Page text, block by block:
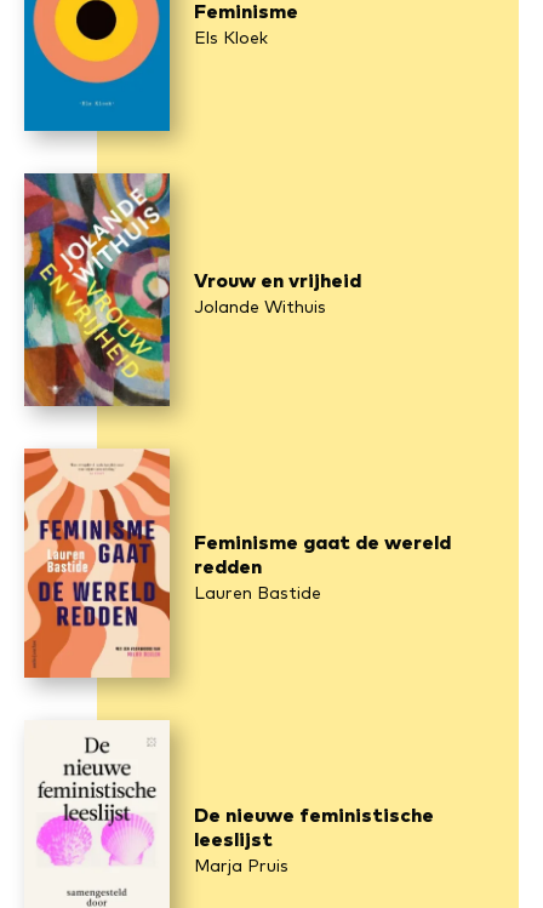
Feminisme
Els Kloek
Vrouw en vrijheid
Jolande Withuis
Feminisme gaat de wereld
redden
Lauren Bastide
De nieuwe feministische
leeslijst
Marja Pruis